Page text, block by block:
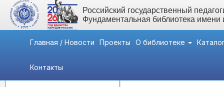
Российский государственный
Фундаментальная библиотека
Главная / Новости Проекты О библиотеке
Контакты
Быстрый доступ